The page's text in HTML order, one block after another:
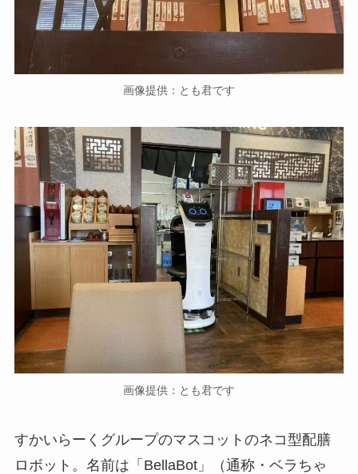
画像提供：とも君です
画像提供：とも君です
すかいらーくグループのマスコットのネコ型配膳
ロボット。名前は「BellaBot」（通称・ベラちゃ